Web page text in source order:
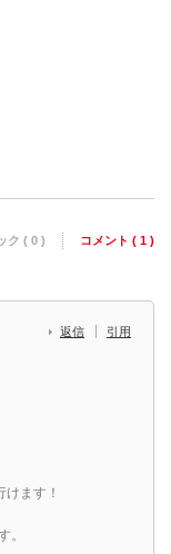
ク ( 0 ) コメント ( 1 )
返信 引用
ます！
。